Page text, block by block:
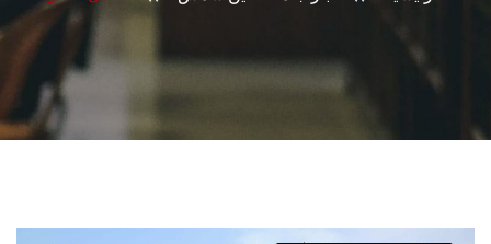
الأنظمة الذكية
الإعلام
الطلاب